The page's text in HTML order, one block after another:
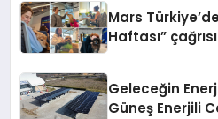
Mars
Haftası” çağrısı
Geleceğin
Güneş Enerjili